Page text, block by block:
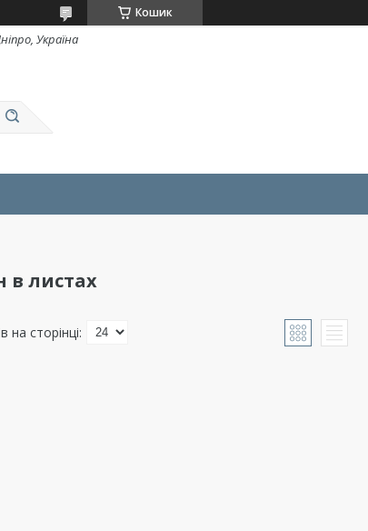
Кошик
Україна
листах